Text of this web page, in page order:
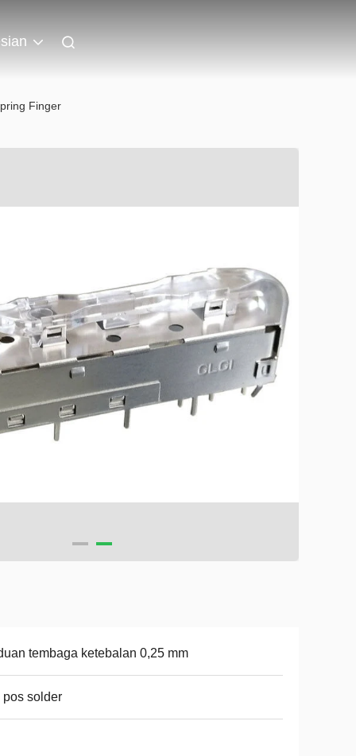
Finger
tembaga ketebalan 0,25 mm
pos solder